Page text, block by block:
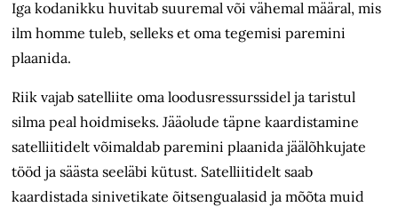
Iga kodanikku huvitab suuremal või vähemal määral, mis
ilm homme tuleb, selleks et oma tegemisi paremini
plaanida.
Riik vajab satelliite oma loodusressurssidel ja taristul
silma peal hoidmiseks. Jääolude täpne kaardistamine
satelliitidelt võimaldab paremini plaanida jäälõhkujate
tööd ja säästa seeläbi kütust. Satelliitidelt saab
kaardistada sinivetikate õitsengualasid ja mõõta muid